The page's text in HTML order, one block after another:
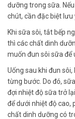
dưỡng trong sữa.
chút, cần đặc biệt
Khi sữa sôi, tắt bếp
thì các chất dinh
muốn đun sôi sữa để
Uống sau khi đun
từng bước. Do đó,
đợi nhiệt độ sữa trở
để dưới nhiệt độ cao,
chất dinh dưỡng có